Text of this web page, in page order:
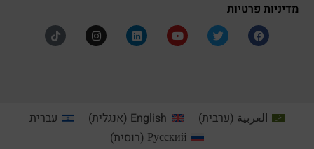
מדיניות פרטיות
العربية (ערבית)
English
(אנגלית)
עברית
Русский
(רוסית)